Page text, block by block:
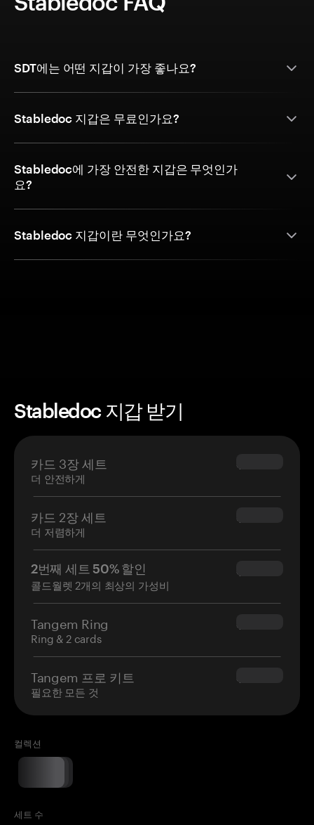
SDT에는 어떤 지갑이 가장 좋나요?
Stabledoc 지갑은 무료인가요?
Stabledoc에 가장 안전한 지갑은 무엇인가
요?
Stabledoc 지갑이란 무엇인가요?
Stabledoc 지갑 받기
카드 3장 세트
더 안전하게
$69.90
카드 2장 세트
더 저렴하게
$54.90
2번째 세트 50% 할인
콜드월렛 2개의 최상의 가성비
$34.95
Tangem Ring
Ring & 2 cards
$160.00
Tangem 프로 키트
필요한 모든 것
$180.00
컬렉션
세트 수